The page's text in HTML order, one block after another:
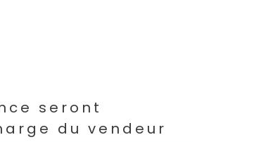
seront
du vendeur